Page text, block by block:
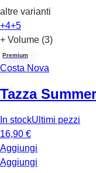
altre varianti
+4+5
+ Volume (3)
Premium
Costa Nova
Tazza
In stockUltimi pezzi
16,90 €
Aggiungi
Aggiungi